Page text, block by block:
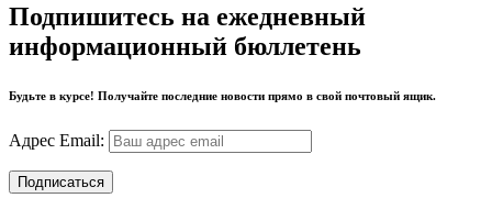
Подпишитесь на ежедневный
информационный бюллетень
Будьте в курсе! Получайте последние новости прямо в свой почтовый ящик.
Адрес Email: